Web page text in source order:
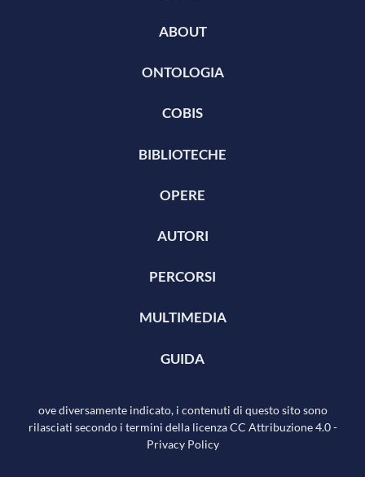
ABOUT
ONTOLOGIA
COBIS
BIBLIOTECHE
OPERE
AUTORI
PERCORSI
MULTIMEDIA
GUIDA
ove diversamente indicato, i contenuti di questo sito sono
rilasciati secondo i termini della licenza CC Attribuzione 4.0-
Privacy Policy